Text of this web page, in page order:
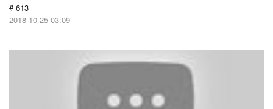
# 613
2018-10-25 03:09